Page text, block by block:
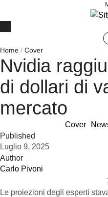
Home / Cover
Nvidia
di dollari di
mercato
Cover
Published
Luglio 9, 2025
Author
Carlo Pivoni
Le proiezioni degli esperti